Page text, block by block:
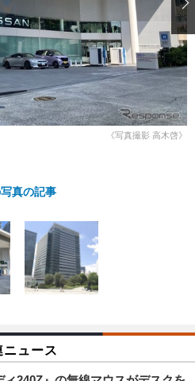
ストップ！不具合修理＆粗悪修理
洗車
コーティング
防錆
カーメーカー「旧車」関連プロジェ
クト
プロショップ検索
《写真撮影 高木啓》
写真の記事
ニュース